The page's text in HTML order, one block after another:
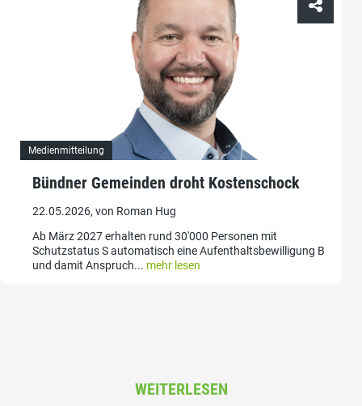
Medienmitteilung
Bündner Gemeinden droht Kostenschock
22.05.2026, von Roman Hug
Ab März 2027 erhalten rund 30'000 Personen mit
Schutzstatus S automatisch eine Aufenthaltsbewilligung B
und damit Anspruch... mehr lesen
WEITERLESEN